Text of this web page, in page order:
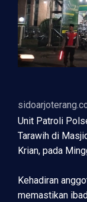
Unit Patroli
Tarawih di
Krian, pada
Kehadiran
memastikan